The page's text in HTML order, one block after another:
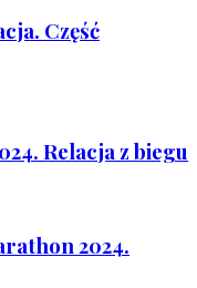
Część
Relacja z biegu
2024.